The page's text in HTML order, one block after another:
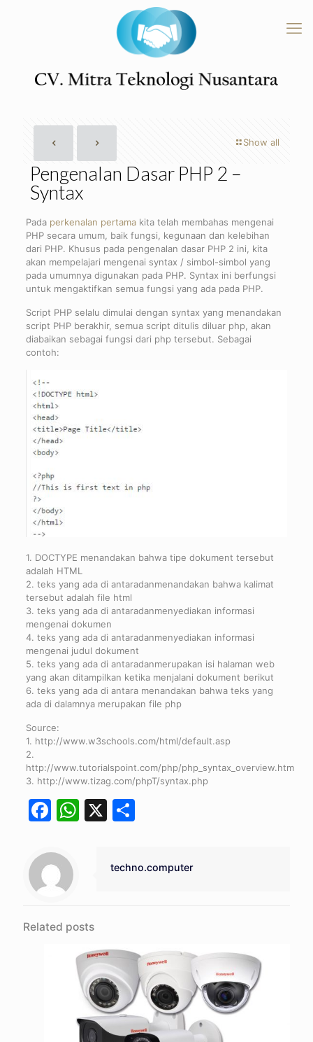
Show all
Pengenalan Dasar PHP 2 –
Syntax
Pada perkenalan pertamakita telah membahas mengenai
PHP secara umum, baik fungsi, kegunaan dan kelebihan
dari PHP. Khusus pada pengenalan dasar PHP 2 ini, kita
akan mempelajari mengenai syntax / simbol-simbol yang
pada umumnya digunakan pada PHP. Syntax ini berfungsi
untuk mengaktifkan semua fungsi yang ada pada PHP.
Script PHP selalu dimulai dengan syntax yang menandakan
script PHP berakhir, semua script ditulis diluar php, akan
diabaikan sebagai fungsi dari php tersebut. Sebagai
contoh:
1. DOCTYPE menandakan bahwa tipe dokument tersebut
adalah HTML
2. teks yang ada di antaradanmenandakan bahwa kalimat
tersebut adalah file html
3. teks yang ada di antaradanmenyediakan informasi
mengenai dokumen
4. teks yang ada di antaradanmenyediakan informasi
mengenai judul dokument
5. teks yang ada di antaradanmerupakan isi halaman web
yang akan ditampilkan ketika menjalani dokument berikut
6. teks yang ada di antara menandakan bahwa teks yang
ada di dalamnya merupakan file php
Source:
1. http://www.w3schools.com/html/default.asp
2.
http://www.tutorialspoint.com/php/php_syntax_overview.htm
3. http://www.tizag.com/phpT/syntax.php
Facebook
WhatsApp
X Share
techno.computer
Related posts